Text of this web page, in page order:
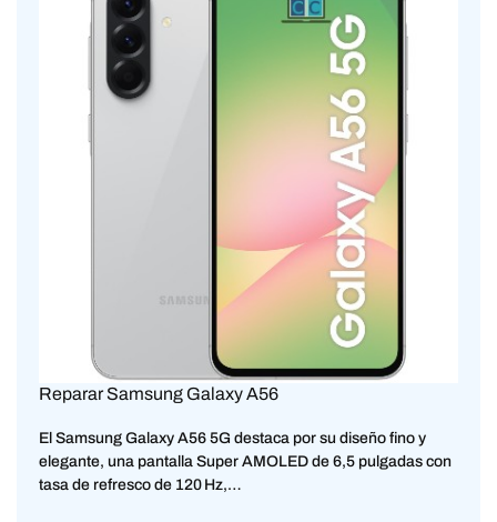
Reparar Samsung Galaxy A56
El Samsung Galaxy A56 5G destaca por su diseño fino y
elegante, una pantalla Super AMOLED de 6,5 pulgadas con
tasa de refresco de 120 Hz,…